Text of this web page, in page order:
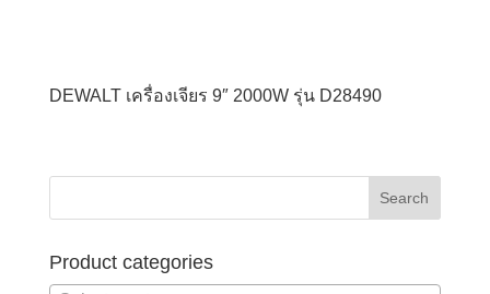
DEWALT เครื่องเจียร 9″ 2000W รุ่น D28490
Product categories